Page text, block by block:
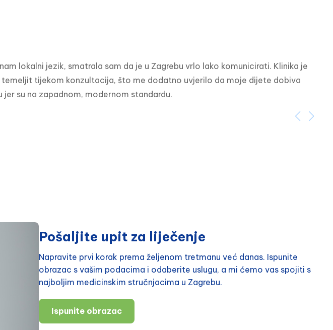
lokalni jezik, smatrala sam da je u Zagrebu vrlo lako komunicirati. Klinika je
tijekom konzultacija, što me dodatno uvjerilo da moje dijete dobiva
su na zapadnom, modernom standardu.
Pošaljite upit za liječenje
Napravite prvi korak prema željenom tretmanu već danas. Ispunite
obrazac s vašim podacima i odaberite uslugu, a mi ćemo vas spojiti s
najboljim medicinskim stručnjacima u Zagrebu.
Ispunite obrazac